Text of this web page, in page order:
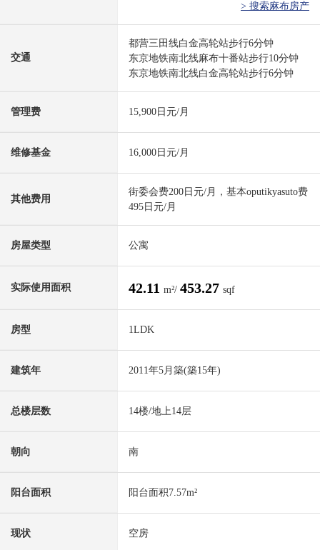
> 搜索麻布房产
交通
都营三田线白金高轮站步行6分钟
东京地铁南北线麻布十番站步行10分钟
东京地铁南北线白金高轮站步行6分钟
管理费 15,900日元/月
维修基金 16,000日元/月
其他费用
街委会费200日元/月，基本oputikyasuto费
495日元/月
房屋类型 公寓
实际使用面积 42.11 m²/ 453.27 sqf
房型 1LDK
建筑年 2011年5月築(築15年)
总楼层数 14楼/地上14层
朝向 南
阳台面积 阳台面积7.57m²
现状 空房